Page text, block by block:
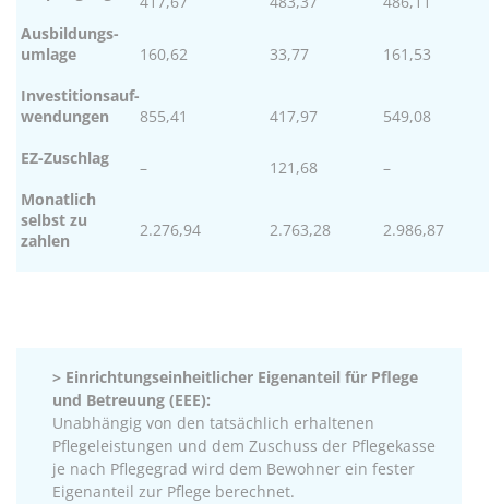
Ausbildungs-
umlage
160,62 33,77
161,53
Investitionsauf-
wendungen
855,41 417,97
549,08
EZ-Zuschlag
– 121,68
–
Monatlich
selbst zu
zahlen
2.276,94 2.763,28 2.986,87
> Einrichtungseinheitlicher Eigenanteil für Pflege
und Betreuung (EEE):
Unabhängig von den tatsächlich erhaltenen
Pflegeleistungen und dem Zuschuss der Pflegekasse
je nach Pflegegrad wird dem Bewohner ein fester
Eigenanteil zur Pflege berechnet.